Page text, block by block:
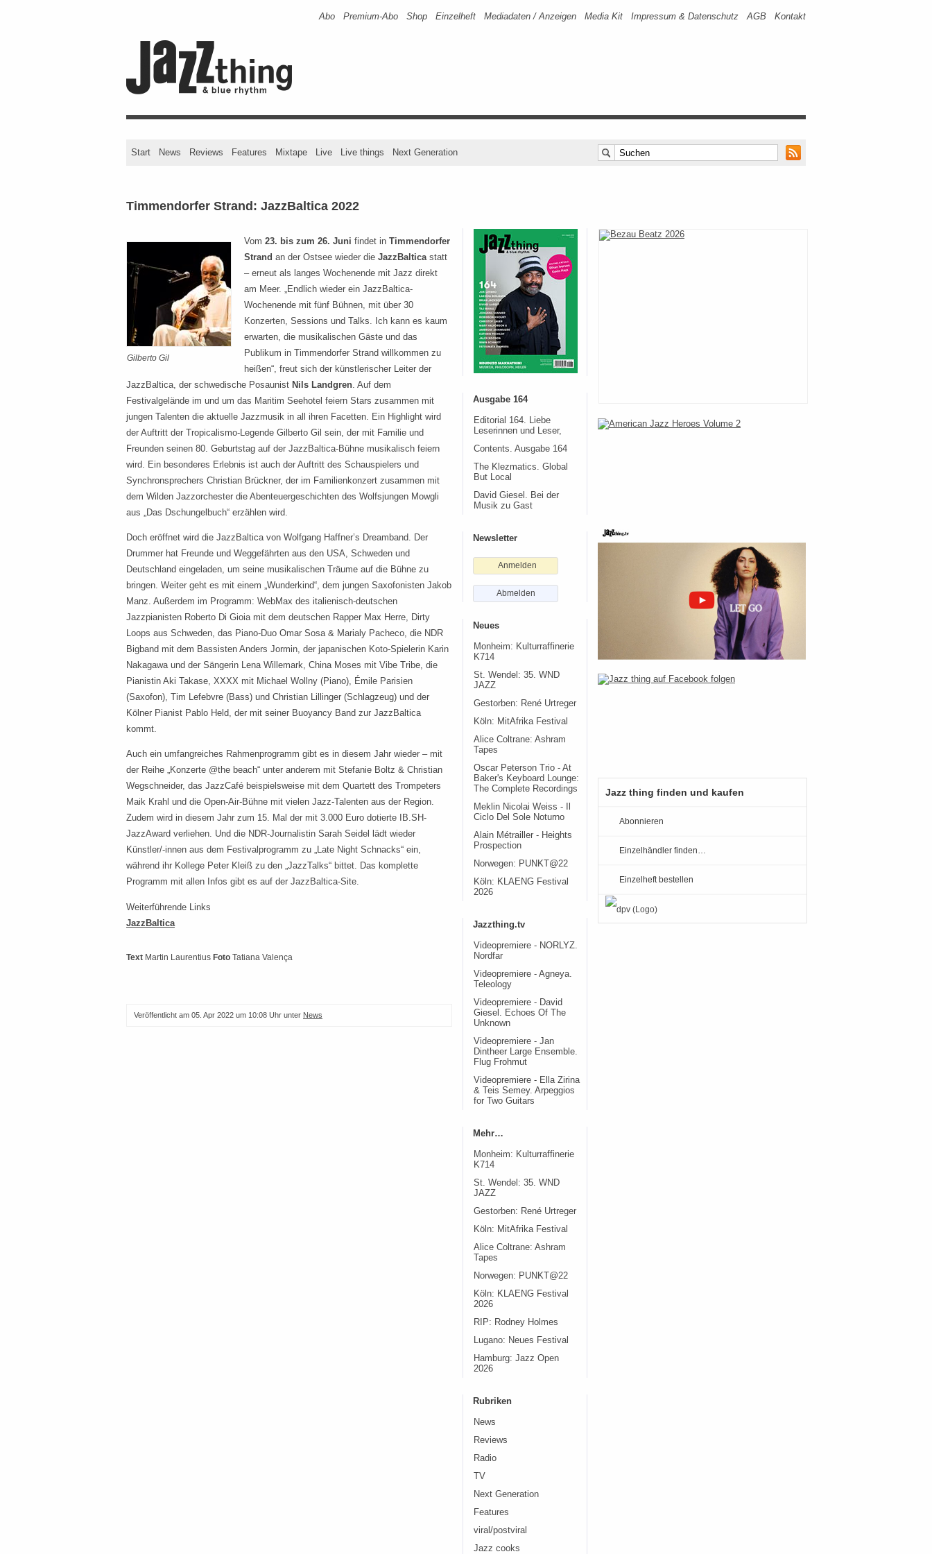
Abo Premium-Abo Shop Einzelheft Mediadaten / Anzeigen Media Kit Impressum & Datenschutz AGB Kontakt
Start News Reviews Features Mixtape Live Live things Next Generation
Timmendorfer Strand: JazzBaltica 2022
Gilberto Gil
Vom 23. bis zum 26. Juni findet in Timmendorfer
Strand an der Ostsee wieder die JazzBalticastatt
– erneut als langes Wochenende mit Jazz direkt
am Meer. „Endlich wieder ein JazzBaltica-
Wochenende mit fünf Bühnen, mit über 30
Konzerten, Sessions und Talks. Ich kann es kaum
erwarten, die musikalischen Gäste und das
Publikum in Timmendorfer Strand willkommen zu
heißen“, freut sich der künstlerischer Leiter der
JazzBaltica, der schwedische Posaunist Nils Landgren. Auf dem
Festivalgelände im und um das Maritim Seehotel feiern Stars zusammen mit
jungen Talenten die aktuelle Jazzmusik in all ihren Facetten. Ein Highlight wird
der Auftritt der Tropicalismo-Legende Gilberto Gil sein, der mit Familie und
Freunden seinen 80. Geburtstag auf der JazzBaltica-Bühne musikalisch feiern
wird. Ein besonderes Erlebnis ist auch der Auftritt des Schauspielers und
Synchronsprechers Christian Brückner, der im Familienkonzert zusammen mit
dem Wilden Jazzorchester die Abenteuergeschichten des Wolfsjungen Mowgli
aus „Das Dschungelbuch“ erzählen wird.
Doch eröffnet wird die JazzBaltica von Wolfgang Haffner’s Dreamband. Der
Drummer hat Freunde und Weggefährten aus den USA, Schweden und
Deutschland eingeladen, um seine musikalischen Träume auf die Bühne zu
bringen. Weiter geht es mit einem „Wunderkind“, dem jungen Saxofonisten Jakob
Manz. Außerdem im Programm: WebMax des italienisch-deutschen
Jazzpianisten Roberto Di Gioia mit dem deutschen Rapper Max Herre, Dirty
Loops aus Schweden, das Piano-Duo Omar Sosa & Marialy Pacheco, die NDR
Bigband mit dem Bassisten Anders Jormin, der japanischen Koto-Spielerin Karin
Nakagawa und der Sängerin Lena Willemark, China Moses mit Vibe Tribe, die
Pianistin Aki Takase, XXXX mit Michael Wollny (Piano), Émile Parisien
(Saxofon), Tim Lefebvre (Bass) und Christian Lillinger (Schlagzeug) und der
Kölner Pianist Pablo Held, der mit seiner Buoyancy Band zur JazzBaltica
kommt.
Auch ein umfangreiches Rahmenprogramm gibt es in diesem Jahr wieder – mit
der Reihe „Konzerte @the beach“ unter anderem mit Stefanie Boltz & Christian
Wegschneider, das JazzCafé beispielsweise mit dem Quartett des Trompeters
Maik Krahl und die Open-Air-Bühne mit vielen Jazz-Talenten aus der Region.
Zudem wird in diesem Jahr zum 15. Mal der mit 3.000 Euro dotierte IB.SH-
JazzAward verliehen. Und die NDR-Journalistin Sarah Seidel lädt wieder
Künstler/-innen aus dem Festivalprogramm zu „Late Night Schnacks“ ein,
während ihr Kollege Peter Kleiß zu den „JazzTalks“ bittet. Das komplette
Programm mit allen Infos gibt es auf der JazzBaltica-Site.
Weiterführende Links
JazzBaltica
Text Martin Laurentius Foto Tatiana Valença
Veröffentlicht am 05. Apr 2022 um 10:08 Uhr unter News
Ausgabe 164
Editorial 164. Liebe
Leserinnen und Leser,
Contents. Ausgabe 164
The Klezmatics. Global
But Local
David Giesel. Bei der
Musik zu Gast
Newsletter
Anmelden
Abmelden
Neues
Monheim: Kulturraffinerie
K714
St. Wendel: 35. WND
JAZZ
Gestorben: René Urtreger
Köln: MitAfrika Festival
Alice Coltrane: Ashram
Tapes
Oscar Peterson Trio - At
Baker's Keyboard Lounge:
The Complete Recordings
Meklin Nicolai Weiss - Il
Ciclo Del Sole Noturno
Alain Métrailler - Heights
Prospection
Norwegen: PUNKT@22
Köln: KLAENG Festival
2026
Jazzthing.tv
Videopremiere - NORLYZ.
Nordfar
Videopremiere - Agneya.
Teleology
Videopremiere - David
Giesel. Echoes Of The
Unknown
Videopremiere - Jan
Dintheer Large Ensemble.
Flug Frohmut
Videopremiere - Ella Zirina
& Teis Semey. Arpeggios
for Two Guitars
Mehr…
Monheim: Kulturraffinerie
K714
St. Wendel: 35. WND
JAZZ
Gestorben: René Urtreger
Köln: MitAfrika Festival
Alice Coltrane: Ashram
Tapes
Norwegen: PUNKT@22
Köln: KLAENG Festival
2026
RIP: Rodney Holmes
Lugano: Neues Festival
Hamburg: Jazz Open
2026
Rubriken
News
Reviews
Radio
TV
Next Generation
Features
viral/postviral
Jazz cooks
Jazz thing finden und kaufen
Abonnieren
Einzelhändler finden…
Einzelheft bestellen